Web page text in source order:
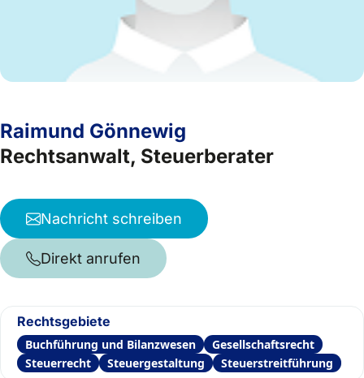
Raimund Gönnewig
Rechtsanwalt, Steuerberater
Nachricht schreiben
Direkt anrufen
Rechtsgebiete
Buchführung und Bilanzwesen
Gesellschaftsrecht
Steuerrecht
Steuergestaltung Steuerstreitführung